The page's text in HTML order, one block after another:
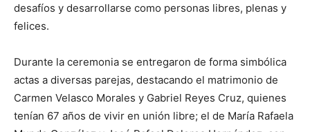
desafíos y desarrollarse como personas libres, plenas y
felices.
Durante la ceremonia se entregaron de forma simbólica
actas a diversas parejas, destacando el matrimonio de
Carmen Velasco Morales y Gabriel Reyes Cruz, quienes
tenían 67 años de vivir en unión libre; el de María Rafaela